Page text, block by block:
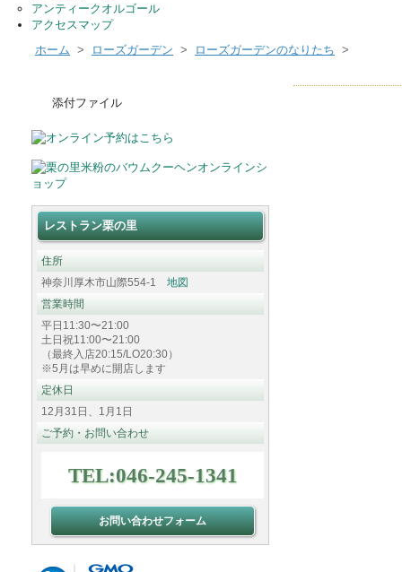
アンティークオルゴール
アクセスマップ
ホーム > ローズガーデン > ローズガーデンのなりたち >
添付ファイル
レストラン栗の里
住所
神奈川厚木市山際554-1 地図
営業時間
平日11:30〜21:00
土日祝11:00〜21:00
（最終入店20:15/LO20:30）
※5月は早めに開店します
定休日
12月31日、1月1日
ご予約・お問い合わせ
TEL:046-245-1341
お問い合わせフォーム